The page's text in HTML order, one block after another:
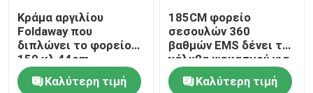
Κράμα αργιλίου
Foldaway που
διπλώνει το φορείο
159 κλ 44cm
σεσουλών
Καλύτερη τιμή
185CM φορείο
σεσουλών 360
βαθμών EMS δένει το
χάλυβα ψεκασμού για
την υπομονετική
μεταφοράΚαλύτερη τιμή